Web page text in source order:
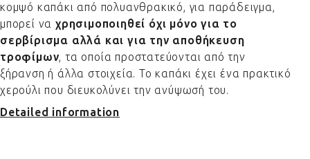
κομψό καπάκι από πολυανθρακικό, για παράδειγμα,
μπορεί να χρησιμοποιηθεί όχι μόνο για το
σερβίρισμα αλλά και για την αποθήκευση
τροφίμων, τα οποία προστατεύονται από την
ξήρανση ή άλλα στοιχεία. Το καπάκι έχει ένα πρακτικό
χερούλι που διευκολύνει την ανύψωσή του.
Detailed information